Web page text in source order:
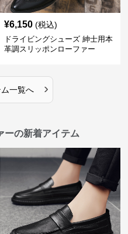
¥6,150 (税込)
ドライビングシューズ 紳士用本
革調スリッポンローファー
一覧へ ›
ーの新着アイテム